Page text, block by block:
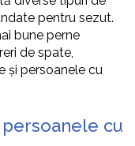
pentru sezut.
bune perne
de spate,
și persoanele cu
cu